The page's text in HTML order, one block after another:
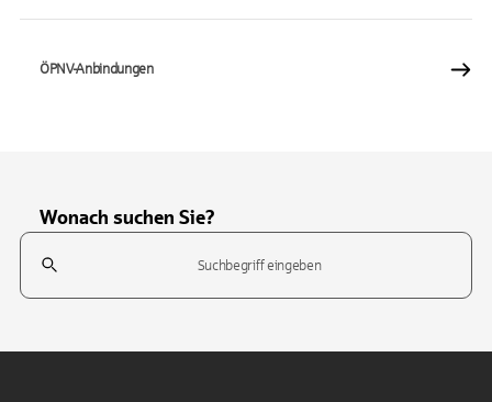
ÖPNV-Anbindungen
Wonach suchen Sie?
Suchfeld